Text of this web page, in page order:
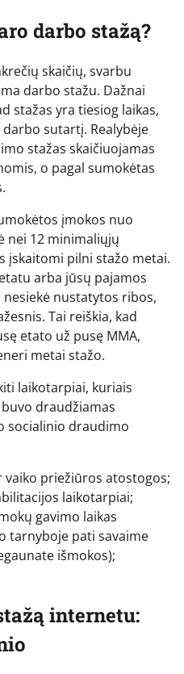
darbo stažą?
skaičių, svarbu
darbo stažu. Dažnai
stažas yra tiesiog laikas,
sutartį. Realybėje
stažas skaičiuojamas
o pagal sumokėtas
įmokos nuo
nei 12 minimaliųjų
įskaitomi pilni stažo metai.
arba jūsų pajamos
nustatytos ribos,
Tai reiškia, kad
etato už pusę MMA,
metai stažo.
laikotarpiai, kuriais
draudžiamas
socialinio draudimo
vaiko priežiūros atostogos;
laikotarpiai;
gavimo laikas
tarnyboje pati savaime
išmokos);
internetu: